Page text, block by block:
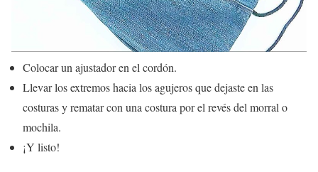
Colocar un ajustador en el cordón.
Llevar los extremos hacia los agujeros que dejaste en las
costuras y rematar con una costura por el revés del morral o
mochila.
¡Y listo!